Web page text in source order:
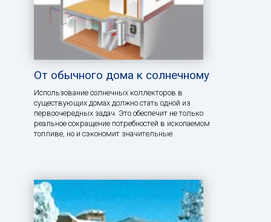
От обычного дома к солнечному
Использование солнечных коллекторов в
существующих домах должно стать одной из
первоочередных задач. Это обеспечит не только
реальное сокращение потребностей в ископаемом
топливе, но и сэкономит значительные